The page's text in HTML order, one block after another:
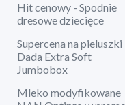
Hit cenowy - Spodnie
dresowe dziecięce
Supercena na pieluszki
Dada Extra Soft
Jumbobox
Mleko modyfikowane